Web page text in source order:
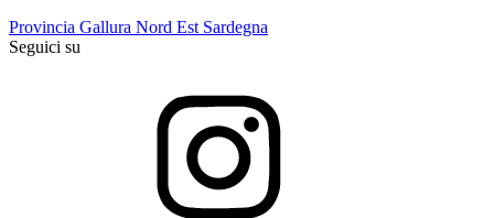
Provincia Gallura Nord Est Sardegna
Seguici su